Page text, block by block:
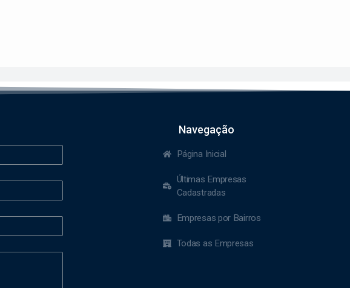
Navegação
Página Inicial
Últimas Empresas
Cadastradas
Empresas por Bairros
Todas as Empresas